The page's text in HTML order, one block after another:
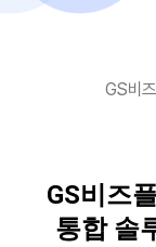
GS비
GS비즈
통합 솔